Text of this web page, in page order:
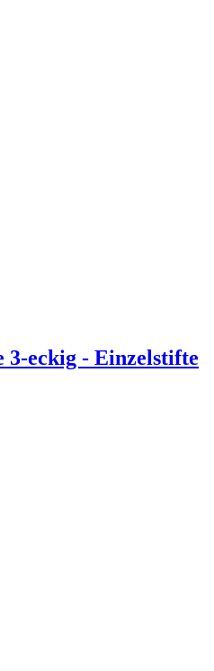
3-eckig - Einzelstifte